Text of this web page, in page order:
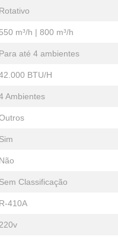
Rotativo
550 m³/h | 800 m³/h
Para até 4 ambientes
BTU/H
Ambientes
Sim
Não
Sem Classificação
R-410A